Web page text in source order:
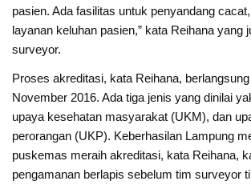
pasien. Ada fasilitas untuk penyandang
layanan keluhan pasien,” kata Reihana yang
surveyor.
Proses akreditasi, kata Reihana,
November 2016. Ada tiga jenis yang dinilai
upaya kesehatan masyarakat (UKM), dan
perorangan (UKP). Keberhasilan Lampung
puskemas meraih akreditasi, kata Reihana,
pengamanan berlapis sebelum tim surveyor